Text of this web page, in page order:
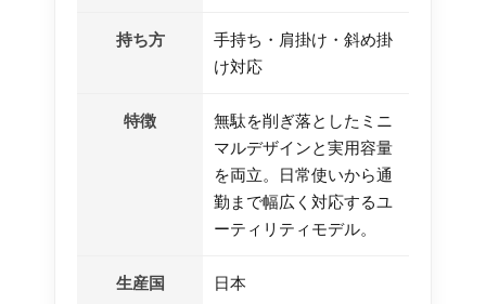
持ち方
手持ち・肩掛け・斜め掛
け対応
特徴
無駄を削ぎ落としたミニ
マルデザインと実用容量
を両立。日常使いから通
勤まで幅広く対応するユ
ーティリティモデル。
生産国 日本